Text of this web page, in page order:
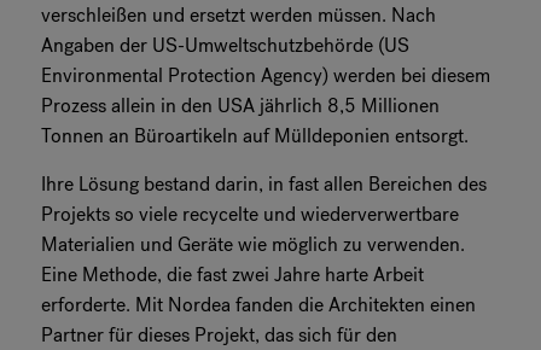
verschleißen und ersetzt werden müssen. Nach
Angaben der US-Umweltschutzbehörde (US
Environmental Protection Agency) werden bei diesem
Prozess allein in den USA jährlich 8,5 Millionen
Tonnen an Büroartikeln auf Mülldeponien entsorgt.
Ihre Lösung bestand darin, in fast allen Bereichen des
Projekts so viele recycelte und wiederverwertbare
Materialien und Geräte wie möglich zu verwenden.
Eine Methode, die fast zwei Jahre harte Arbeit
erforderte. Mit Nordea fanden die Architekten einen
Partner für dieses Projekt, das sich für den